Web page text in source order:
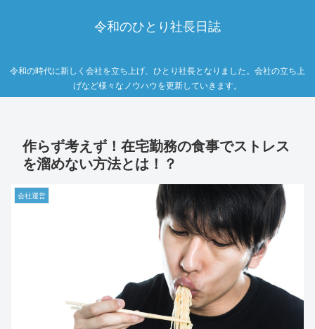
令和のひとり社長日誌
令和の時代に新しく会社を立ち上げ、ひとり社長となりました。会社の立ち上
げなど様々なノウハウを更新していきます。
作らず考えず！在宅勤務の食事でストレス
を溜めない方法とは！？
会社運営